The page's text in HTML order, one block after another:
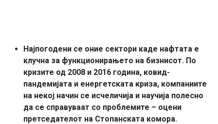
Најпогодени се оние сектори каде нафтата е
клучна за функционирањето на бизнисот. По
кризите од 2008 и 2016 година, ковид-
пандемијата и енергетската криза, компаниите
на некој начин се исчеличија и научија полесно
да се справуваат со проблемите – оцени
претседателот на Стопанската комора.